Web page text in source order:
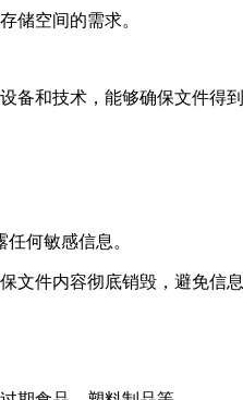
储空间的需求。
备和技术，能够确保文件得
何敏感信息。
文件内容彻底销毁，避免信息